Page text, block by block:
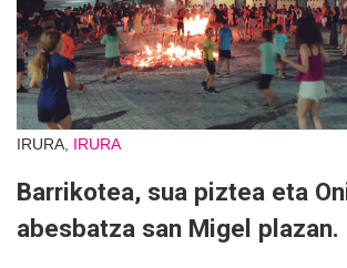
IRURA, IRURA
Barrikotea, sua piztea eta
abesbatza san Migel plazan.